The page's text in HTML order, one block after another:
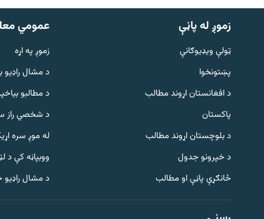
Gandhara
موږ وڅارئ
زموږ له پاڼې
ټولې ویډیوګانې
پښتونخوا
د افغانستان اړوند مطالب
پاکستان
د بلوچستان اړوند مطالب
د خپرونو جدول
ځانګړې پاڼې او مطالب
عمومي
زموږ په اړه
د مشال راډيو
د مطالبو
د شخصي راز
له موږ سره
ووبپاڼه کې د
د مشال